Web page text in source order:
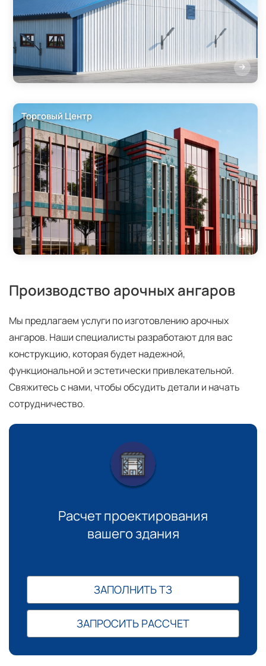
Торговый Центр
Производство арочных ангаров
Мы предлагаем услуги по изготовлению арочных
ангаров. Наши специалисты разработают для вас
конструкцию, которая будет надежной,
функциональной и эстетически привлекательной.
Свяжитесь с нами, чтобы обсудить детали и начать
сотрудничество.
Расчет проектирования
вашего здания
ЗАПОЛНИТЬ ТЗ
ЗАПРОСИТЬ РАССЧЕТ